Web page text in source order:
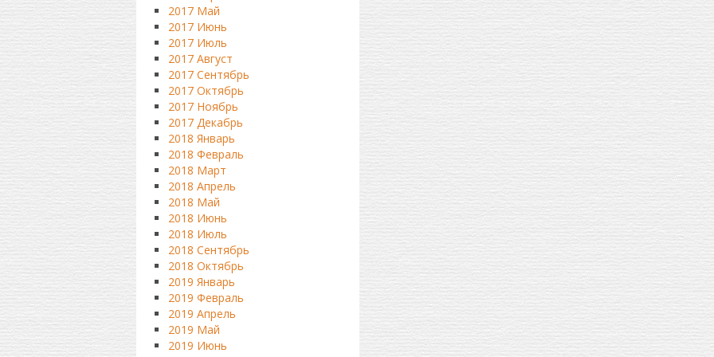
2017 Май
2017 Июнь
2017 Июль
2017 Август
2017 Сентябрь
2017 Октябрь
2017 Ноябрь
2017 Декабрь
2018 Январь
2018 Февраль
2018 Март
2018 Апрель
2018 Май
2018 Июнь
2018 Июль
2018 Сентябрь
2018 Октябрь
2019 Январь
2019 Февраль
2019 Апрель
2019 Май
2019 Июнь